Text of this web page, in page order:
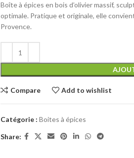
Boîte à épices en bois d’olivier massif,
optimale. Pratique et originale, elle
Provence.
Compare Add to wishlist
Catégorie : Boites à épices
Share: